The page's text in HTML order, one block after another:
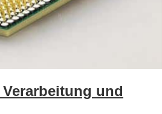
Verarbeitung und